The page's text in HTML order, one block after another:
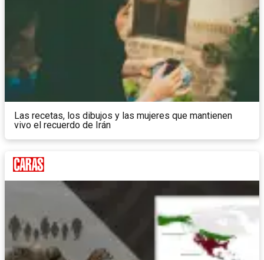
Las recetas, los dibujos y las mujeres que mantienen
vivo el recuerdo de Irán